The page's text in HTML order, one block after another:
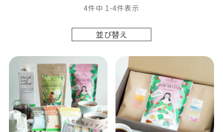
並び替え
4件中 1 -4件表示